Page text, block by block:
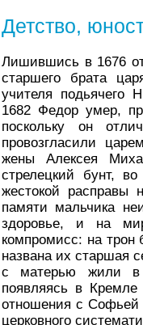
Детство,
Лишившись в 1676
старшего брата
учителя подьячего
1682 Федор умер,
поскольку он
провозгласили
жены Алексея
стрелецкий бунт,
жестокой
памяти мальчика
здоровье, и на
компромисс: на
названа их старшая
с матерью жили в
появляясь в
отношения с Софьей
церковного